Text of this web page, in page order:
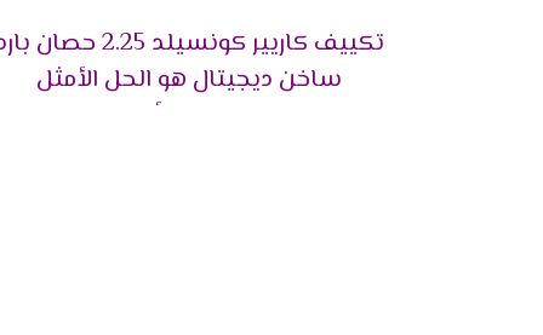
التميز بالتشغيل التلقائي
يختلف جهاز كاريير بالدقة والمتعة فى
لكى تستمتع بتوفير أفضل درجة من الهواء
تكييف كاريير كونسيلد 2.25 حصان
ساخن ديجيتال هو الحل الأمثل
للاستمتاع بأوقاتنا